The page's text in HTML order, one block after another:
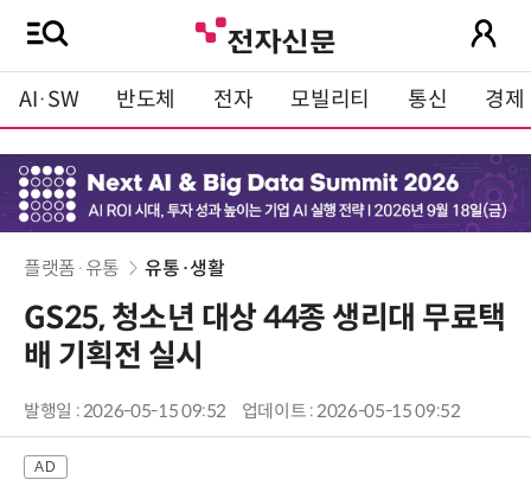
AI·SW 반도체 전자 모빌리티 통신 경제
플랫폼·유통 유통·생활
GS25, 청소년 대상 44종 생리대 무료택
배 기획전 실시
발행일 : 2026-05-15 09:52 업데이트 : 2026-05-15 09:52